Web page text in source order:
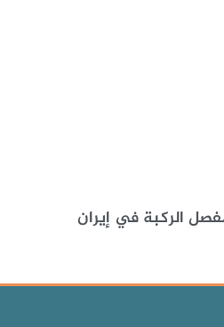
الركبة في إيران